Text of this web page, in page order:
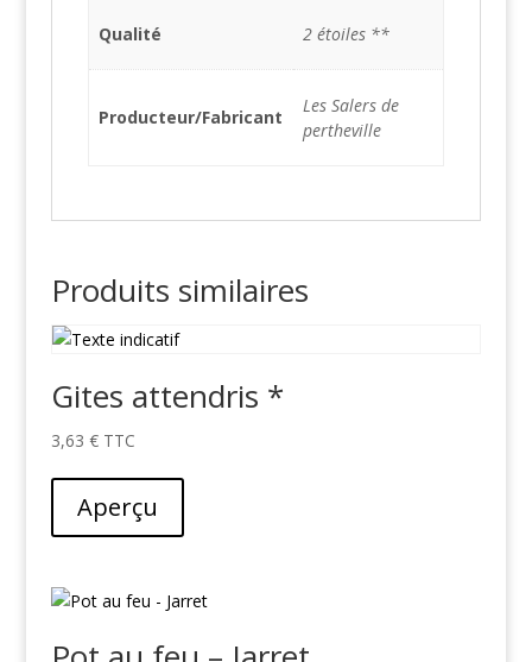
Qualité 2 étoiles **
Producteur/Fabricant
Les Salers de
pertheville
Produits similaires
Gites attendris *
3,63 €
Aperçu